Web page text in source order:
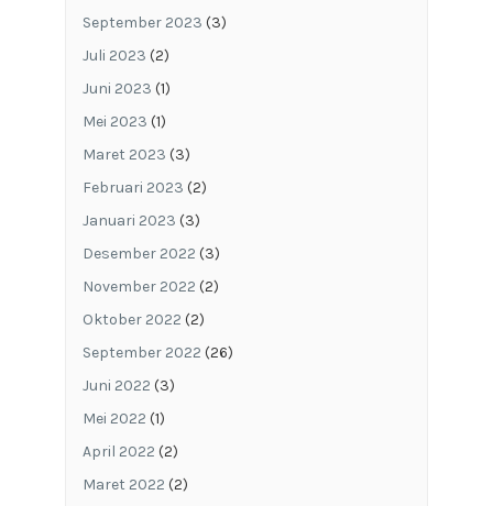
September 2023 (3)
Juli 2023 (2)
Juni 2023 (1)
Mei 2023 (1)
Maret 2023 (3)
Februari 2023 (2)
Januari 2023 (3)
Desember 2022 (3)
November 2022 (2)
Oktober 2022 (2)
September 2022 (26)
Juni 2022 (3)
Mei 2022 (1)
April 2022 (2)
Maret 2022 (2)